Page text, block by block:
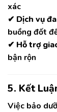
xác
✔ Dịch vụ
buồng đốt
✔ Hỗ trợ
bận rộn
5. Kết
Việc bảo